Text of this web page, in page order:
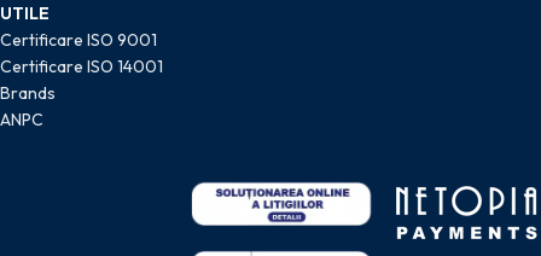
UTILE
Certificare ISO 9001
Certificare ISO 14001
Brands
ANPC